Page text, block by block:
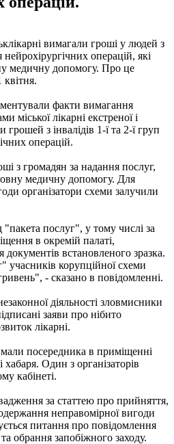
вимагали гроші у людей з
операцій, які
медичну допомогу. Про це
факти вимагання
міської лікарні екстреної і
з інвалідів 1-ї та 2-ї груп
операцій.
з громадян за надання послуг,
медичну допомогу. Для
організатори схеми залучили
"пакета послуг", у тому числі за
в окремій палаті,
встановленого зразка.
учасників корупційної схеми
- сказано в повідомленні.
діяльності зловмисники
заяви про нібито
лікарні.
посередника в приміщенні
хабаря. Один з організаторів
кабінеті.
за статтею про прийняття,
неправомірної вигоди
питання про повідомлення
обрання запобіжного заходу.